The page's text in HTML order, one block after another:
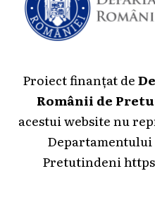
Proiect finanțat de
Românii de
acestui website nu
Pretutindeni